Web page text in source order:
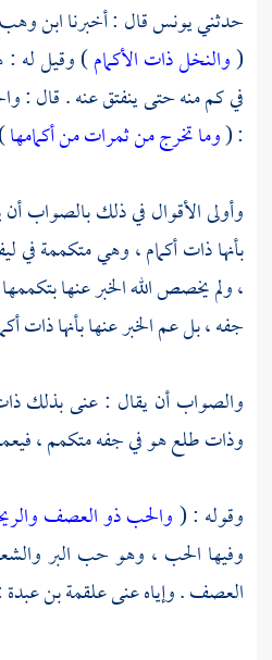
حدثنييونسقال : أخبرناابن وهب
(والنخل ذات الأكمام) وقيل له
في كم منه حتى ينفتق عنه . قال :
: (وما تخرج من ثمرات من أكمامها
وأولى الأقوال في ذلك بالصواب
بأنها ذات أكمام ، وهي متكممة في
، ولم يخصص الله الخبر عنها
جفه ، بل عم الخبر عنها بأنها ذات
والصواب أن يقال : عنى بذلك
وذات طلع هو في جفه متكمم ،
وقوله : (والحب ذو العصف
وفيها الحب ، وهو حب البر
العصف . وإياه عنىعلقمة بن عبدة